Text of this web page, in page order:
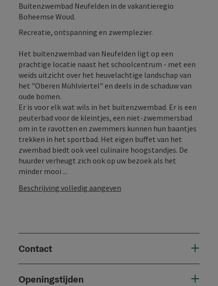
Buitenzwembad Neufelden in de vakantieregio
Boheemse Woud.
Recreatie, ontspanning en zwemplezier.
Het buitenzwembad van Neufelden ligt op een
prachtige locatie naast het schoolcentrum - met een
weids uitzicht over het heuvelachtige landschap van
het "Oberen Mühlviertel" en deels in de schaduw van
oude bomen.
Er is voor elk wat wils in het buitenzwembad. Er is een
peuterbad voor de kleintjes, een niet-zwemmersbad
om in te ravotten en zwemmers kunnen hun baantjes
trekken in het sportbad. Het eigen buffet van het
zwembad biedt ook veel culinaire hoogstandjes. De
huurder verheugt zich ook op uw bezoek als het
minder mooi ...
Beschrijving volledig aangeven
Contact
Openingstijden